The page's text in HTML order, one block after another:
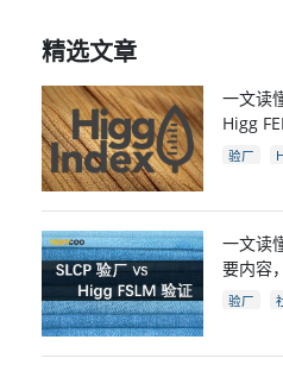
精选文章
一文读
Higg
和Higg
验厂
一文读
要内容
SLCP
验厂